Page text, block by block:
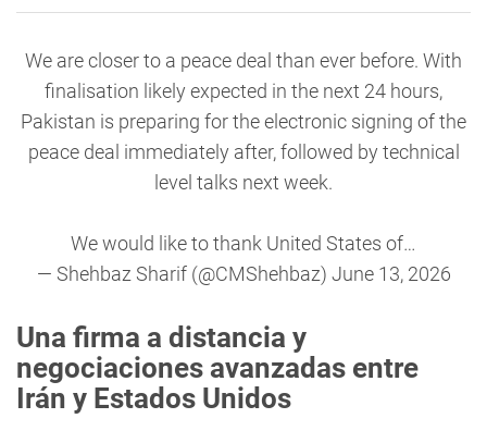
We are closer to a peace deal than ever before. With
finalisation likely expected in the next 24 hours,
Pakistan is preparing for the electronic signing of the
peace deal immediately after, followed by technical
level talks next week.
We would like to thank United States of…
— Shehbaz Sharif (@CMShehbaz) June 13, 2026
Una firma a distancia y
negociaciones avanzadas entre
Irán y Estados Unidos